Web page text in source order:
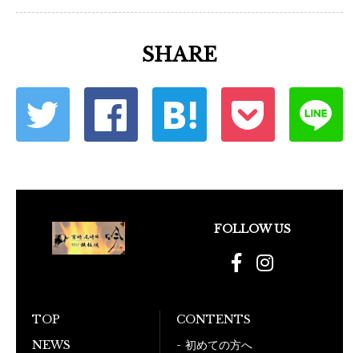
SHARE
FOLLOW US
TOP
NEWS
CONTENTS
初めての方へ